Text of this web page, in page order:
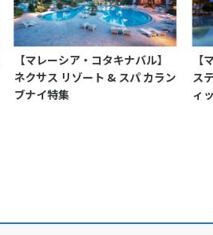
【マレーシア・コタキナバル】
ネクサス リゾート & スパ カラン
ブナイ特集
【
ス
ィ